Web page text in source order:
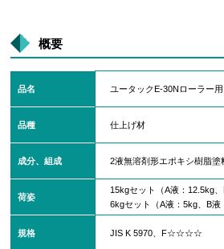
概要
品名 ユータックE-30Nローラー用
品種 仕上げ材
成分、組成 2液無溶剤形エポキシ樹脂塗
荷姿
15kgセット（A液：12.5kg、
6kgセット（A液：5kg、B液
規格 JIS K 5970、F☆☆☆☆